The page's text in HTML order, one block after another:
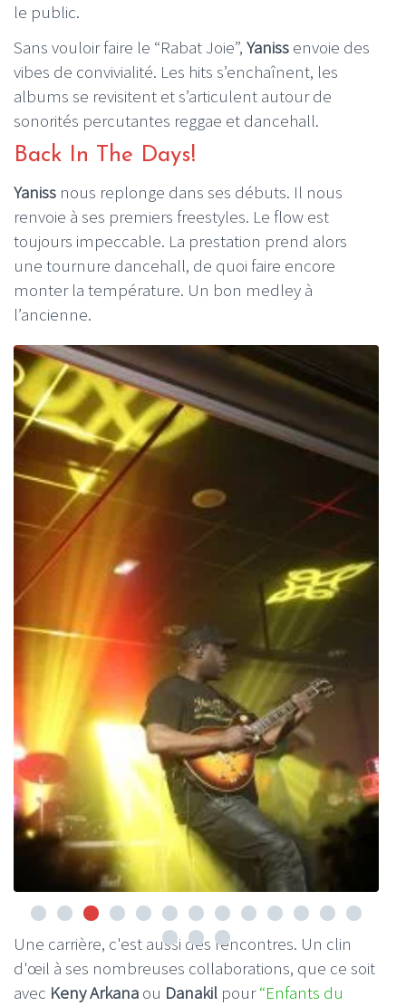
le public.
Sans vouloir faire le “Rabat Joie”, Yaniss envoie des
vibes de convivialité. Les hits s’enchaînent, les
albums se revisitent et s’articulent autour de
sonorités percutantes reggae et dancehall.
Back In The Days!
Yaniss nous replonge dans ses débuts. Il nous
renvoie à ses premiers freestyles. Le flow est
toujours impeccable. La prestation prend alors
une tournure dancehall, de quoi faire encore
monter la température. Un bon medley à
l’ancienne.
Une carrière, c'est aussi des rencontres. Un clin
d'œil à ses nombreuses collaborations, que ce soit
avec Keny Arkana ou Danakil pour“Enfants du